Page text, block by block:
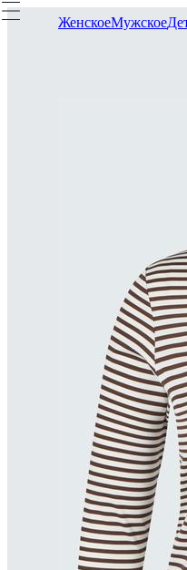
ЖенскоеМужское